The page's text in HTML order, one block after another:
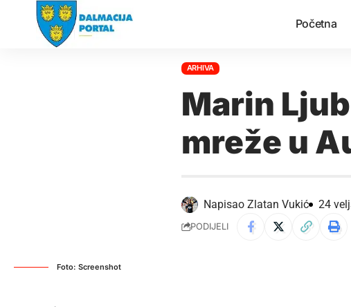
Početna
ARHIVA
Marin
mreže u
Napisao Zlatan Vukić 24
PODIJELI
Foto: Screenshot